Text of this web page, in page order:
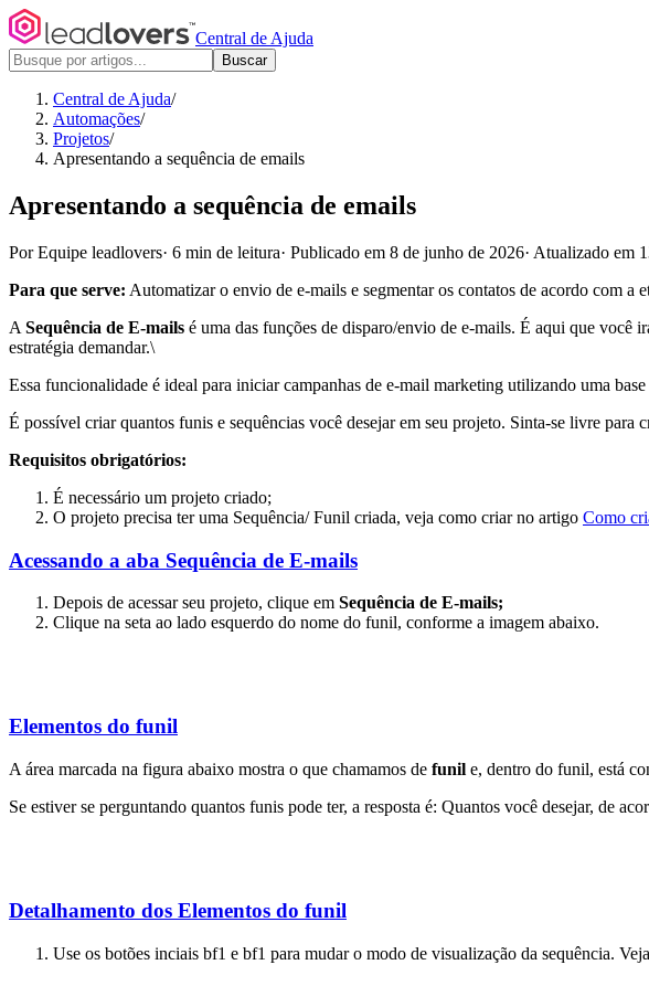
Central de Ajuda
Buscar
Central de Ajuda/
Automações/
Projetos/
Apresentando a sequência de emails
Apresentando a sequência de emails
Por Equipe leadlovers· 6 min de leitura· Publicado em 8 de junho de 2026· Atualizado em
Para que serve: Automatizar o envio de e-mails e segmentar os contatos de acordo com a
A Sequência de E-mails é uma das funções de disparo/envio de e-mails. É aqui que você
estratégia demandar.\
Essa funcionalidade é ideal para iniciar campanhas de e-mail marketing utilizando uma
É possível criar quantos funis e sequências você desejar em seu projeto. Sinta-se livre para
Requisitos obrigatórios:
É necessário um projeto criado;
O projeto precisa ter uma Sequência/ Funil criada, veja como criar no artigo Como
Acessando a aba Sequência de E-mails
Depois de acessar seu projeto, clique em Sequência de E-mails;
Clique na seta ao lado esquerdo do nome do funil, conforme a imagem abaixo.
Elementos do funil
A área marcada na figura abaixo mostra o que chamamos de funil e, dentro do funil, está
Se estiver se perguntando quantos funis pode ter, a resposta é: Quantos você desejar, de
Detalhamento dos Elementos do funil
Use os botões inciais bf1 e bf1 para mudar o modo de visualização da sequência.